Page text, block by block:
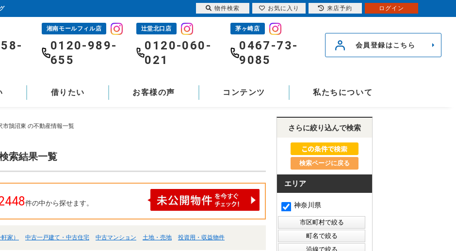
湘南モールフィル店
0120-989-
655
辻堂北口店
0120-060-
021
茅ヶ崎店
0467-73-
9085
会員登録はこちら
借りたい お客様の声 コンテンツ 私たちについて
市鵠沼東 の不動産情報一覧
索結果一覧
件の中から探せます。
家） 中古一戸建て・中古住宅 中古マンション 土地・売地 投資用・収益物件
さらに絞り込んで検索
検索ページに戻る
エリア
神奈川県
物件検索 お気に入り 来店予約 ログイン